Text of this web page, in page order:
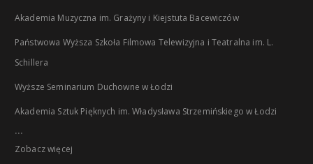
Akademia Muzyczna im. Grażyny i Kiejstuta Bacewiczów
Państwowa Wyższa Szkoła Filmowa Telewizyjna i Teatralna im. L.
Schillera
Wyższe Seminarium Duchowne w Łodzi
Akademia Sztuk Pięknych im. Władysława Strzemińskiego w Łodzi
...
Zobacz więcej